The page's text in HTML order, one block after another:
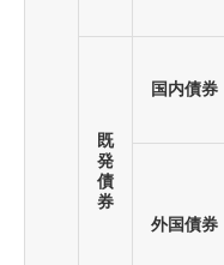
既
発
債
券
国内債券
外国債券